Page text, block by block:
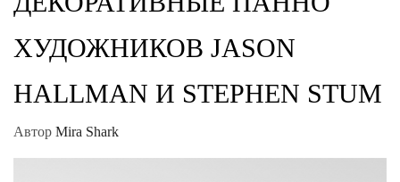
ХУДОЖНИКОВ JASON
HALLMAN И STEPHEN STUM
Автор Mira Shark